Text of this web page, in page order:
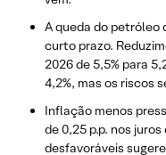
A queda do petróleo
curto prazo.
2026 de 5,5% para
4,2%, mas os riscos
Inflação menos
de 0,25 p.p. nos
desfavoráveis